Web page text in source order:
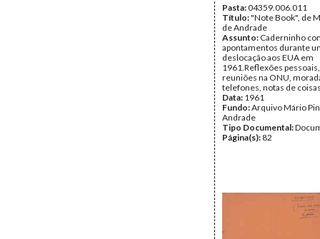
Pasta:04359.006.011
Título:"Note Book", de
de Andrade
Assunto: Caderninho
apontamentos durante
deslocação aos EUA em
1961.Reflexões
reuniões na ONU,
telefones, notas de
Data: 1961
Fundo:Arquivo Mário
Andrade
Tipo Documental:
Página(s): 82